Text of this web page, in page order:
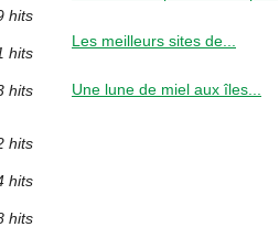
hits
hits
hits
hits
hits
hits
Les meilleurs sites de...
Une lune de miel aux îles...